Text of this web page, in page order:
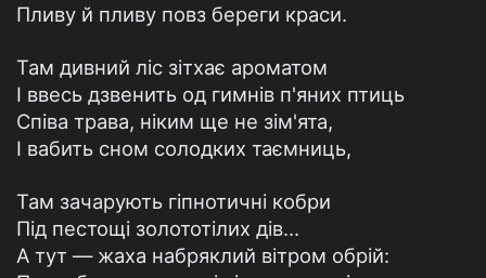
Пливу й пливу повз береги краси.
Там дивний ліс зітхає ароматом
І ввесь дзвенить од гимнів п'яних птиць
Співа трава, ніким ще не зім'ята,
І вабить сном солодких таємниць,
Там зачарують гіпнотичні кобри
Під пестощі золототілих дів...
А тут — жаха набряклий вітром обрій: